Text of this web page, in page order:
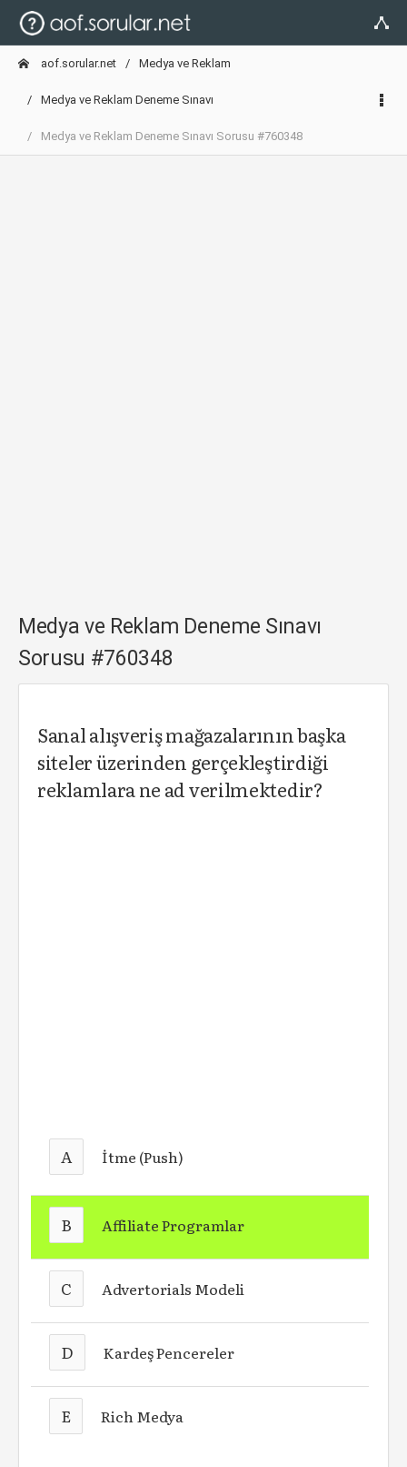
aof.sorular.net Medya ve Reklam
Medya ve Reklam Deneme Sınavı
Medya ve Reklam Deneme Sınavı Sorusu #760348
Medya ve Reklam Deneme Sınavı
Sorusu #760348
Sanal alışveriş mağazalarının başka
siteler üzerinden gerçekleştirdiği
reklamlara ne ad verilmektedir?
A İtme (Push)
B Affiliate Programlar
C Advertorials Modeli
D Kardeş Pencereler
E Rich Medya